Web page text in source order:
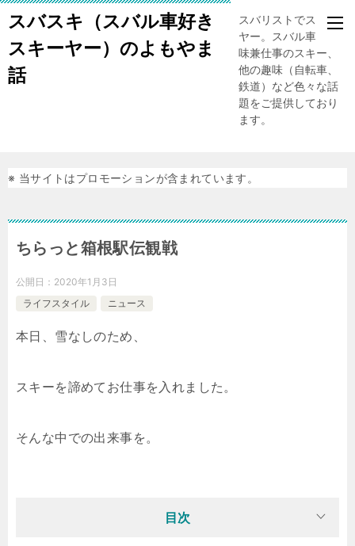
スバスキ（スバル車好き
スキーヤー）のよもやま
話
スバリストでスキー
ヤー。スバル車、趣
味兼仕事のスキー、
他の趣味（自転車、
鉄道）など色々な話
題をご提供しており
ます。
※ 当サイトはプロモーションが含まれています。
ちらっと箱根駅伝観戦
公開日： 2020年1月3日
ライフスタイル
ニュース
本日、雪なしのため、
スキーを諦めてお仕事を入れました。
そんな中での出来事を。
目次